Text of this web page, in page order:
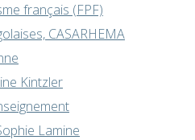
français (FPF)
CASARHEMA
Kintzler
Lamine